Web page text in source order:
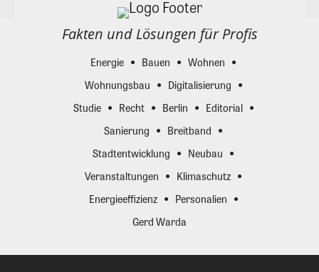
Fakten und Lösungen für Profis
Energie Bauen
Wohnen
Wohnungsbau
Digitalisierung
Studie
Recht Berlin
Editorial
Sanierung
Breitband
Stadtentwicklung
Neubau
Veranstaltungen
Klimaschutz
Energieeffizienz
Personalien
Gerd Warda